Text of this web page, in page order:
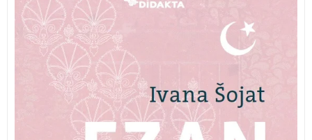
razsežnosti, postavljen v zgodovinsko obdobje turških
vpadov, obenem pa je pričevanjsko in jezikovno
verodostojen prikaz islamske kulture in preteklih
dogodkov, ki so odločilno sooblikovali dandanašnjo
podobo Balkanskega polotoka.